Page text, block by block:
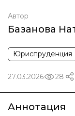
Автор
Базанова
Юриспруденция
27.03.2026 28
Аннотация